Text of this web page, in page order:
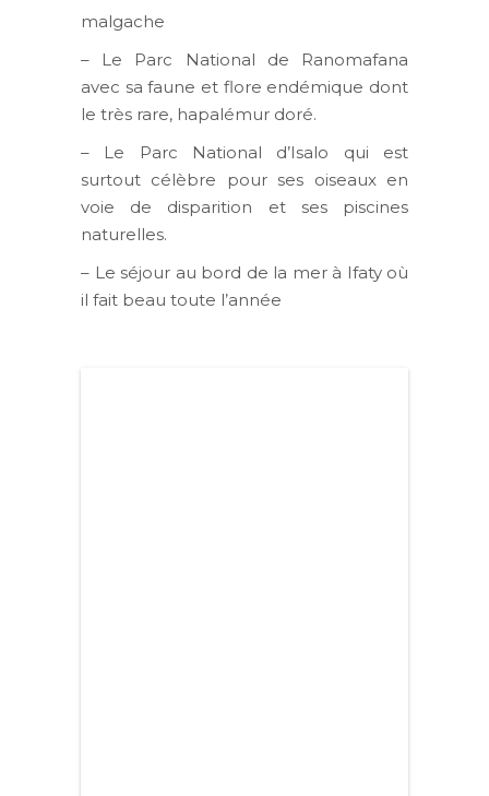
malgache
– Le Parc National de Ranomafana
avec sa faune et flore endémique dont
le très rare, hapalémur doré.
– Le Parc National d’Isalo qui est
surtout célèbre pour ses oiseaux en
voie de disparition et ses piscines
naturelles.
– Le séjour au bord de la mer à Ifaty où
il fait beau toute l’année